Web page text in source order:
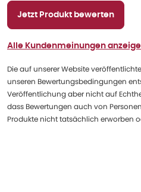
Jetzt Produkt bewerten
Alle Kundenmeinungen
Die auf unserer Website
unseren Bewertungsbedingungen
Veröffentlichung aber nicht auf
dass Bewertungen auch von
Produkte nicht tatsächlich erworben